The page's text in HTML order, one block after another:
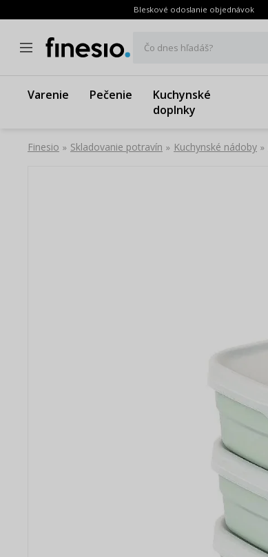
Bleskové odoslanie objednávok
Čo dnes hľadáš?
Varenie Pečenie
Kuchynské
doplnky
Finesio » Skladovanie potravín » Kuchynské nádoby »